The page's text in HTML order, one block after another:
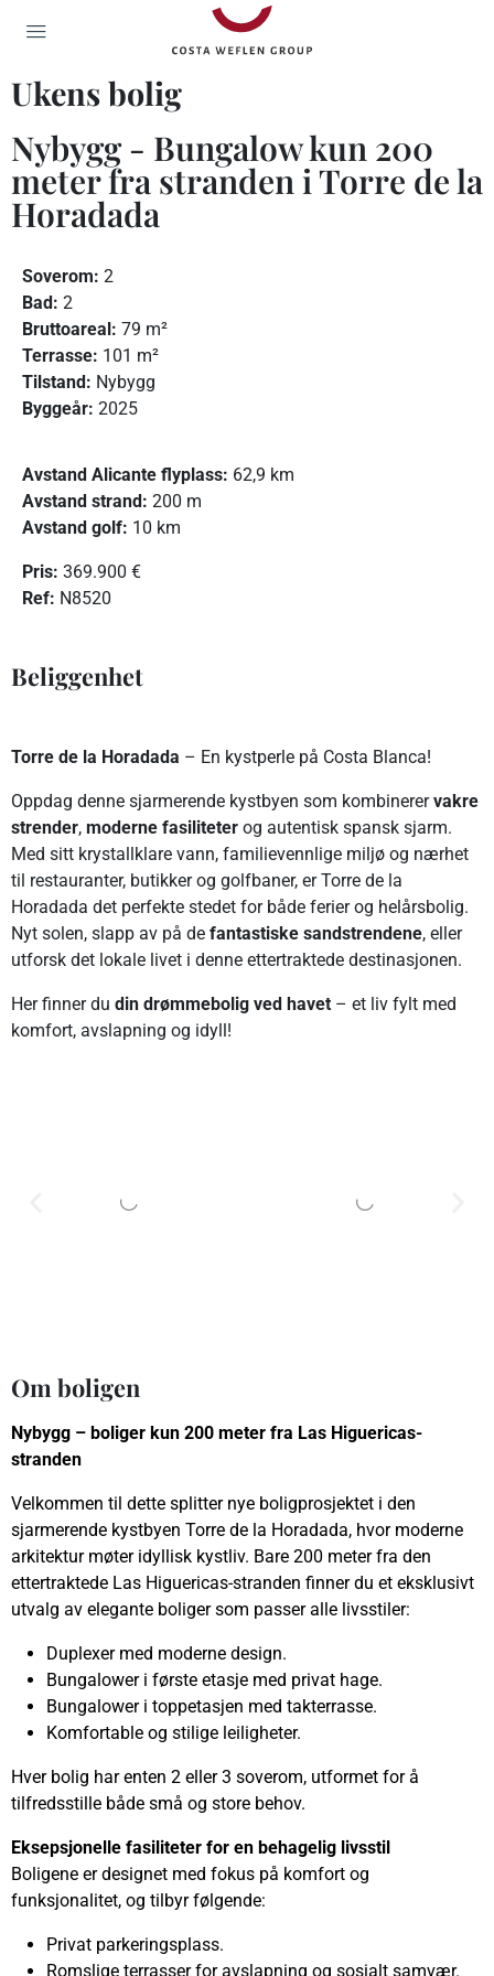
Ukens bolig
Nybygg - Bungalow kun 200
meter fra stranden i Torre de la
Horadada
Soverom: 2
Bad: 2
Bruttoareal: 79 m²
Terrasse: 101 m²
Tilstand: Nybygg
Byggeår: 2025
Avstand Alicante flyplass: 62,9 km
Avstand strand: 200 m
Avstand golf: 10 km
Pris: 369.900 €
Ref: N8520
Beliggenhet
Torre de la Horadada – En kystperle på Costa Blanca!
Oppdag denne sjarmerende kystbyen som kombinerervakre
strender, moderne fasiliteter og autentisk spansk sjarm.
Med sitt krystallklare vann, familievennlige miljø og nærhet
til restauranter, butikker og golfbaner, er Torre de la
Horadada det perfekte stedet for både ferier og helårsbolig.
Nyt solen, slapp av på de fantastiske sandstrendene, eller
utforsk det lokale livet i denne ettertraktede destinasjonen.
Her finner du din drømmebolig ved havet – et liv fylt med
komfort, avslapning og idyll!
Om boligen
Nybygg – boliger kun 200 meter fra Las Higuericas-
stranden
Velkommen til dette splitter nye boligprosjektet i den
sjarmerende kystbyen Torre de la Horadada, hvor moderne
arkitektur møter idyllisk kystliv. Bare 200 meter fra den
ettertraktede Las Higuericas-stranden finner du et eksklusivt
utvalg av elegante boliger som passer alle livsstiler:
Duplexer med moderne design.
Bungalower i første etasje med privat hage.
Bungalower i toppetasjen med takterrasse.
Komfortable og stilige leiligheter.
Hver bolig har enten 2 eller 3 soverom, utformet for å
tilfredsstille både små og store behov.
Eksepsjonelle fasiliteter for en behagelig livsstil
Boligene er designet med fokus på komfort og
funksjonalitet, og tilbyr følgende:
Privat parkeringsplass.
Romslige terrasser for avslapning og sosialt samvær.